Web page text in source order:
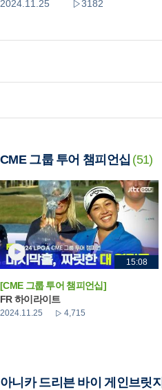
2024.11.25 3182
CME 그룹 투어 챔피언십 (51)
15:08
[CME 그룹 투어 챔피언십]
FR 하이라이트
2024.11.25 4,715
아니카 드리븐 바이 게인브릿지